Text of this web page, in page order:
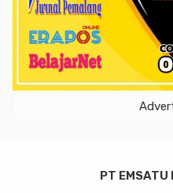
PT EMSATU